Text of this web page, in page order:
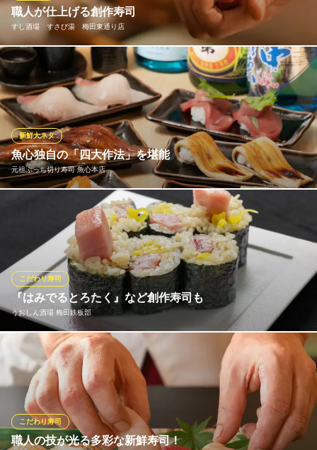
職人が仕上げる創作寿司
すし酒場 すさび湯 梅田東通り店
肉寿司や海鮮寿司をすさび湯オリジナルの創作寿司としてお届け
いたします。長年腕を磨いた職人の技とトレンドを融合させた自
慢の寿司をぜひご堪能ください。
すし酒場 すさび湯 梅田東通り店
寿司酒場
大阪メトロ谷町線東梅田駅 徒歩5分
大阪府大阪市北区小松原町5-5
魚心独自の「四大作法」を堪能
元祖ぶっち切り寿司 魚心本店
新鮮大ネタ
ネタのおいしさだけでなく、見た目の迫力とボリュウムを堪能で
きる当店のお寿司。オリジナルの「四大作法」は、その豪快さと
食べやすさを追求した魚心独自の作法です！ネタを塔のごとく重
ねる「重ね」、振袖のごとく垂らす「垂れ」、落花のごとくこぼ
す「こぼし」、巴のごとく余るほど巻く「巴」。ぜひご賞味くだ
さい。
元祖ぶっち切り寿司 魚心本店
梅田で楽しむ新鮮寿司
ＪＲ大阪駅 徒歩7分
大阪府大阪市北区堂山町5-4
『はみでるとろたく』など創作寿司も
うおしん酒場 梅田鉄板部
こだわり寿司
シャリからはみ出すほど豪快に盛り付けられた「はみでる」シリ
ーズ。口に入れた瞬間とろけるトロと、たくあんのコリコリした
食感がクセになる◎見た目も味も大満足な一品をぜひお楽しみく
ださい。
うおしん酒場 梅田鉄板部
職人の技が光る多彩な新鮮寿司！
こだわり寿司